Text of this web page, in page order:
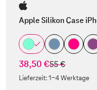
Apple Silikon Case
38,50 €statt
55 €
Lieferzeit:1-4 Werktage